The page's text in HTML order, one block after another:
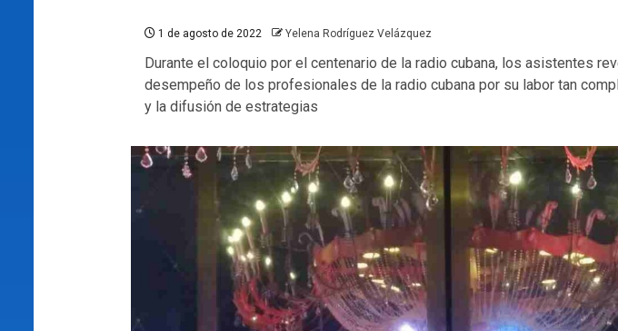
1 de agosto de 2022 Yelena Rodríguez Velázquez
Durante el coloquio por el centenario de la radio cubana, los asistentes
desempeño de los profesionales de la radio cubana por su labor tan
y la difusión de estrategias